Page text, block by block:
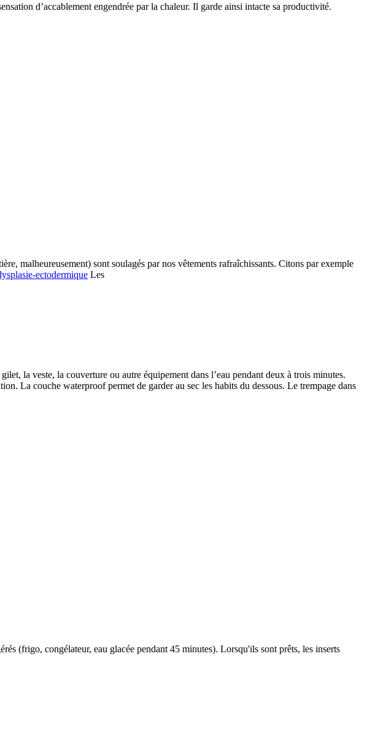
d’accablement engendrée par la chaleur. Il garde ainsi intacte sa productivité.
malheureusement) sont soulagés par nos vêtements rafraîchissants. Citons par exemple
ectodermique Les
la veste, la couverture ou autre équipement dans l’eau pendant deux à trois minutes.
La couche waterproof permet de garder au sec les habits du dessous. Le trempage dans
(frigo, congélateur, eau glacée pendant 45 minutes). Lorsqu'ils sont prêts, les inserts